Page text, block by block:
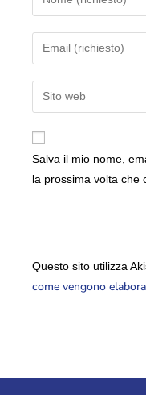
Salva il mio nome,
la prossima volta che
Questo sito utilizza
come vengono